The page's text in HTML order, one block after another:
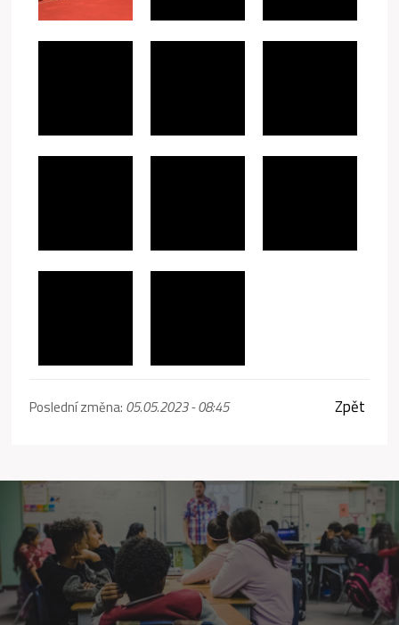
Poslední změna: 05.05.2023 - 08:45 Zpět